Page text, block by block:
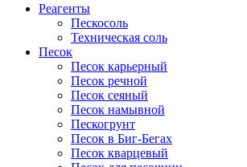
Реагенты
Пескосоль
Техническая соль
Песок
Песок карьерный
Песок речной
Песок сеяный
Песок намывной
Пескогрунт
Песок в Биг-Бегах
Песок кварцевый